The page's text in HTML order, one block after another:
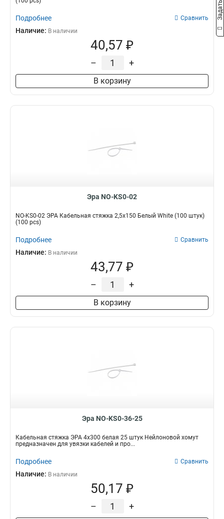
Подробнее Сравнить
Наличие: В наличии
40,57 ₽
– +
В корзину
Эра NO-KS0-02
NO-KS0-02 ЭРА Кабельная стяжка 2,5х150 Белый White (100 штук)
(100 pcs)
Подробнее Сравнить
Наличие: В наличии
43,77 ₽
– +
В корзину
Эра NO-KS0-36-25
Кабельная стяжка ЭРА 4x300 белая 25 штук Нейлоновой хомут
предназначен для увязки кабелей и про...
Подробнее Сравнить
Наличие: В наличии
50,17 ₽
– +